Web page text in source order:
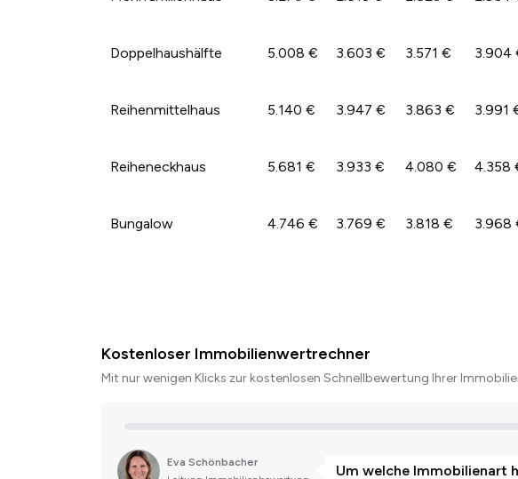
Doppelhaushälfte 5.008 € 3.603 € 3.571 € 3.904
Reihenmittelhaus 5.140 € 3.947 € 3.863 € 3.991
Reiheneckhaus 5.681 € 3.933 € 4.080 € 4.358
Bungalow 4.746 € 3.769 € 3.818 € 3.968
Kostenloser Immobilienwertrechner
Mit nur wenigen Klicks zur kostenlosen Schnellbewertung Ihrer Immobilie.